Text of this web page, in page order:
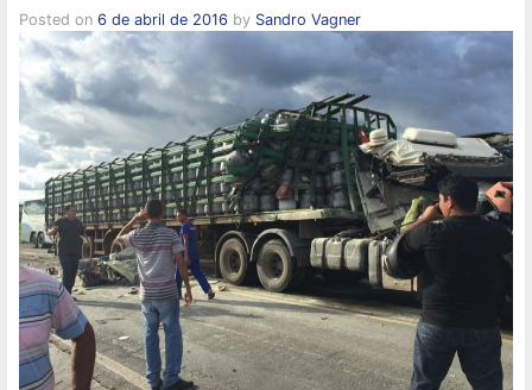
Posted on 6 de abril de 2016 by Sandro Vagner